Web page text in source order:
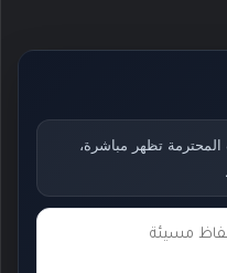
تظهر مباشرة،